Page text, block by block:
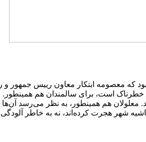
که معصومه ابتکار معاون رییس جمهور و
است، برای سالمندان هم
معلولان هم همینطور، به نظر می‌رسد
شهر هجرت کرده‌اند، نه به خاطر